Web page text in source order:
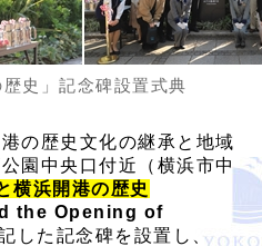
歴史」記念碑設置式典
の歴史文化の継承と地域
園中央口付近（横浜市中
横浜開港の歴史
the Opening of
した記念碑を設置し、